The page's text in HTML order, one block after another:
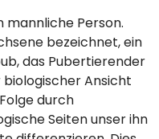
mannliche Person.
bezeichnet, ein
das Pubertierender
Ansicht
durch
Seiten unser ihn